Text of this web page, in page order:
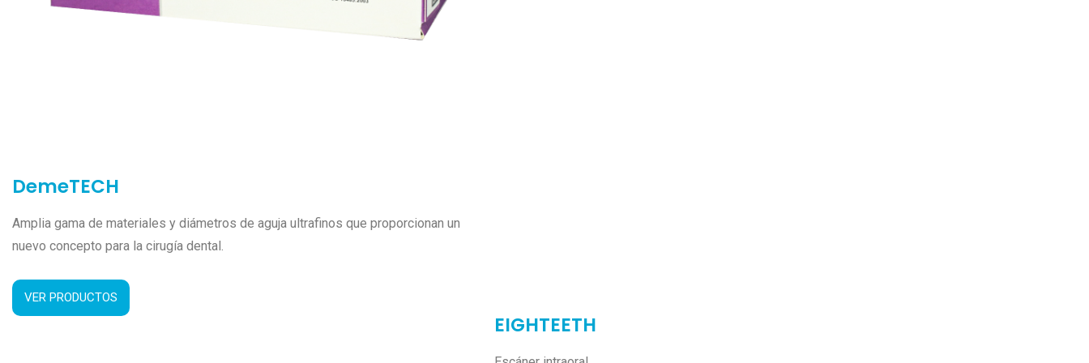
DemeTECH
Amplia gama de materiales y diámetros de aguja ultrafinos que proporcionan un
nuevo concepto para la cirugía dental.
VER PRODUCTOS
EIGHTEETH